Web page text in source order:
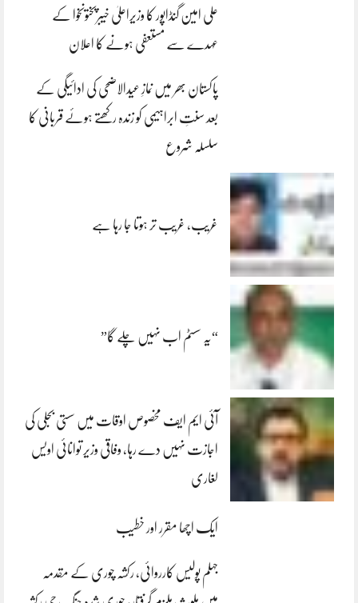
علی امین گنڈاپور کا وزیراعلیٰ خیبرپختونخوا کے
عہدے سے مستعفی ہونے کا اعلان
پاکستان بھر میں نمازِ عیدالاضحی کی ادائیگی کے
بعد سنتِ ابراہیمی کو زندہ رکھتے ہوئے قربانی کا
سلسلہ شروع
غریب، غریب تر ہوتا جا رہا ہے
“یہ سسٹم اب نہیں چلے گا”
آئی ایم ایف مخصوص اوقات میں سستی بجلی کی
اجازت نہیں دے رہا، وفاقی وزیر توانائی اویس
لغاری
ایک اچھا مقرر اور خطیب
جہلم پولیس کارروائی، رکشہ چوری کے مقدمہ